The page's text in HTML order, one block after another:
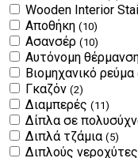
Wooden Interior
Αποθήκη (10)
Ασανσέρ (10)
Αυτόνομη
Βιομηχανικό ρεύμα
Γκαζόν (2)
Διαμπερές (11)
Δίπλα σε
Διπλά τζάμια (5)
Διπλούς νεροχύτες